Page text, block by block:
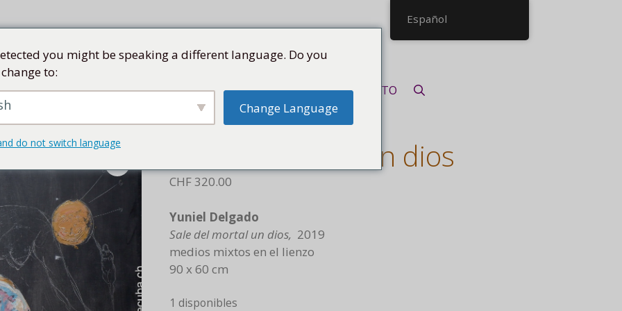
COLECCIÓN ARTISTAS KUBA TIENDA CONTACTO
Sale del mortal un dios
CHF320.00
Yuniel Delgado
Sale del mortal un dios, 2019
medios mixtos en el lienzo
90 x 60 cm
1 disponibles
Español
you might be speaking a different language. Do you
to:
Change Language
do not switch language